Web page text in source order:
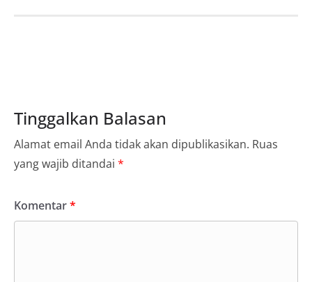
Tinggalkan Balasan
Alamat email Anda tidak akan dipublikasikan. Ruas
yang wajib ditandai *
Komentar*